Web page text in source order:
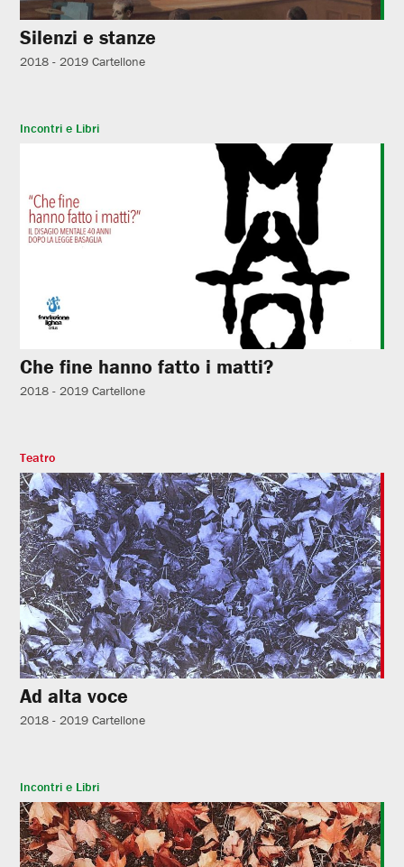
Silenzi e stanze
2018 - 2019 Cartellone
Incontri e Libri
Che fine hanno fatto i matti?
2018 - 2019 Cartellone
Teatro
Ad alta voce
2018 - 2019 Cartellone
Incontri e Libri